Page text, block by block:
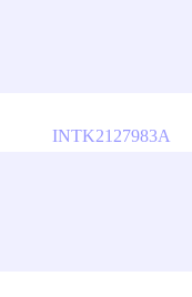
INTK2127983A